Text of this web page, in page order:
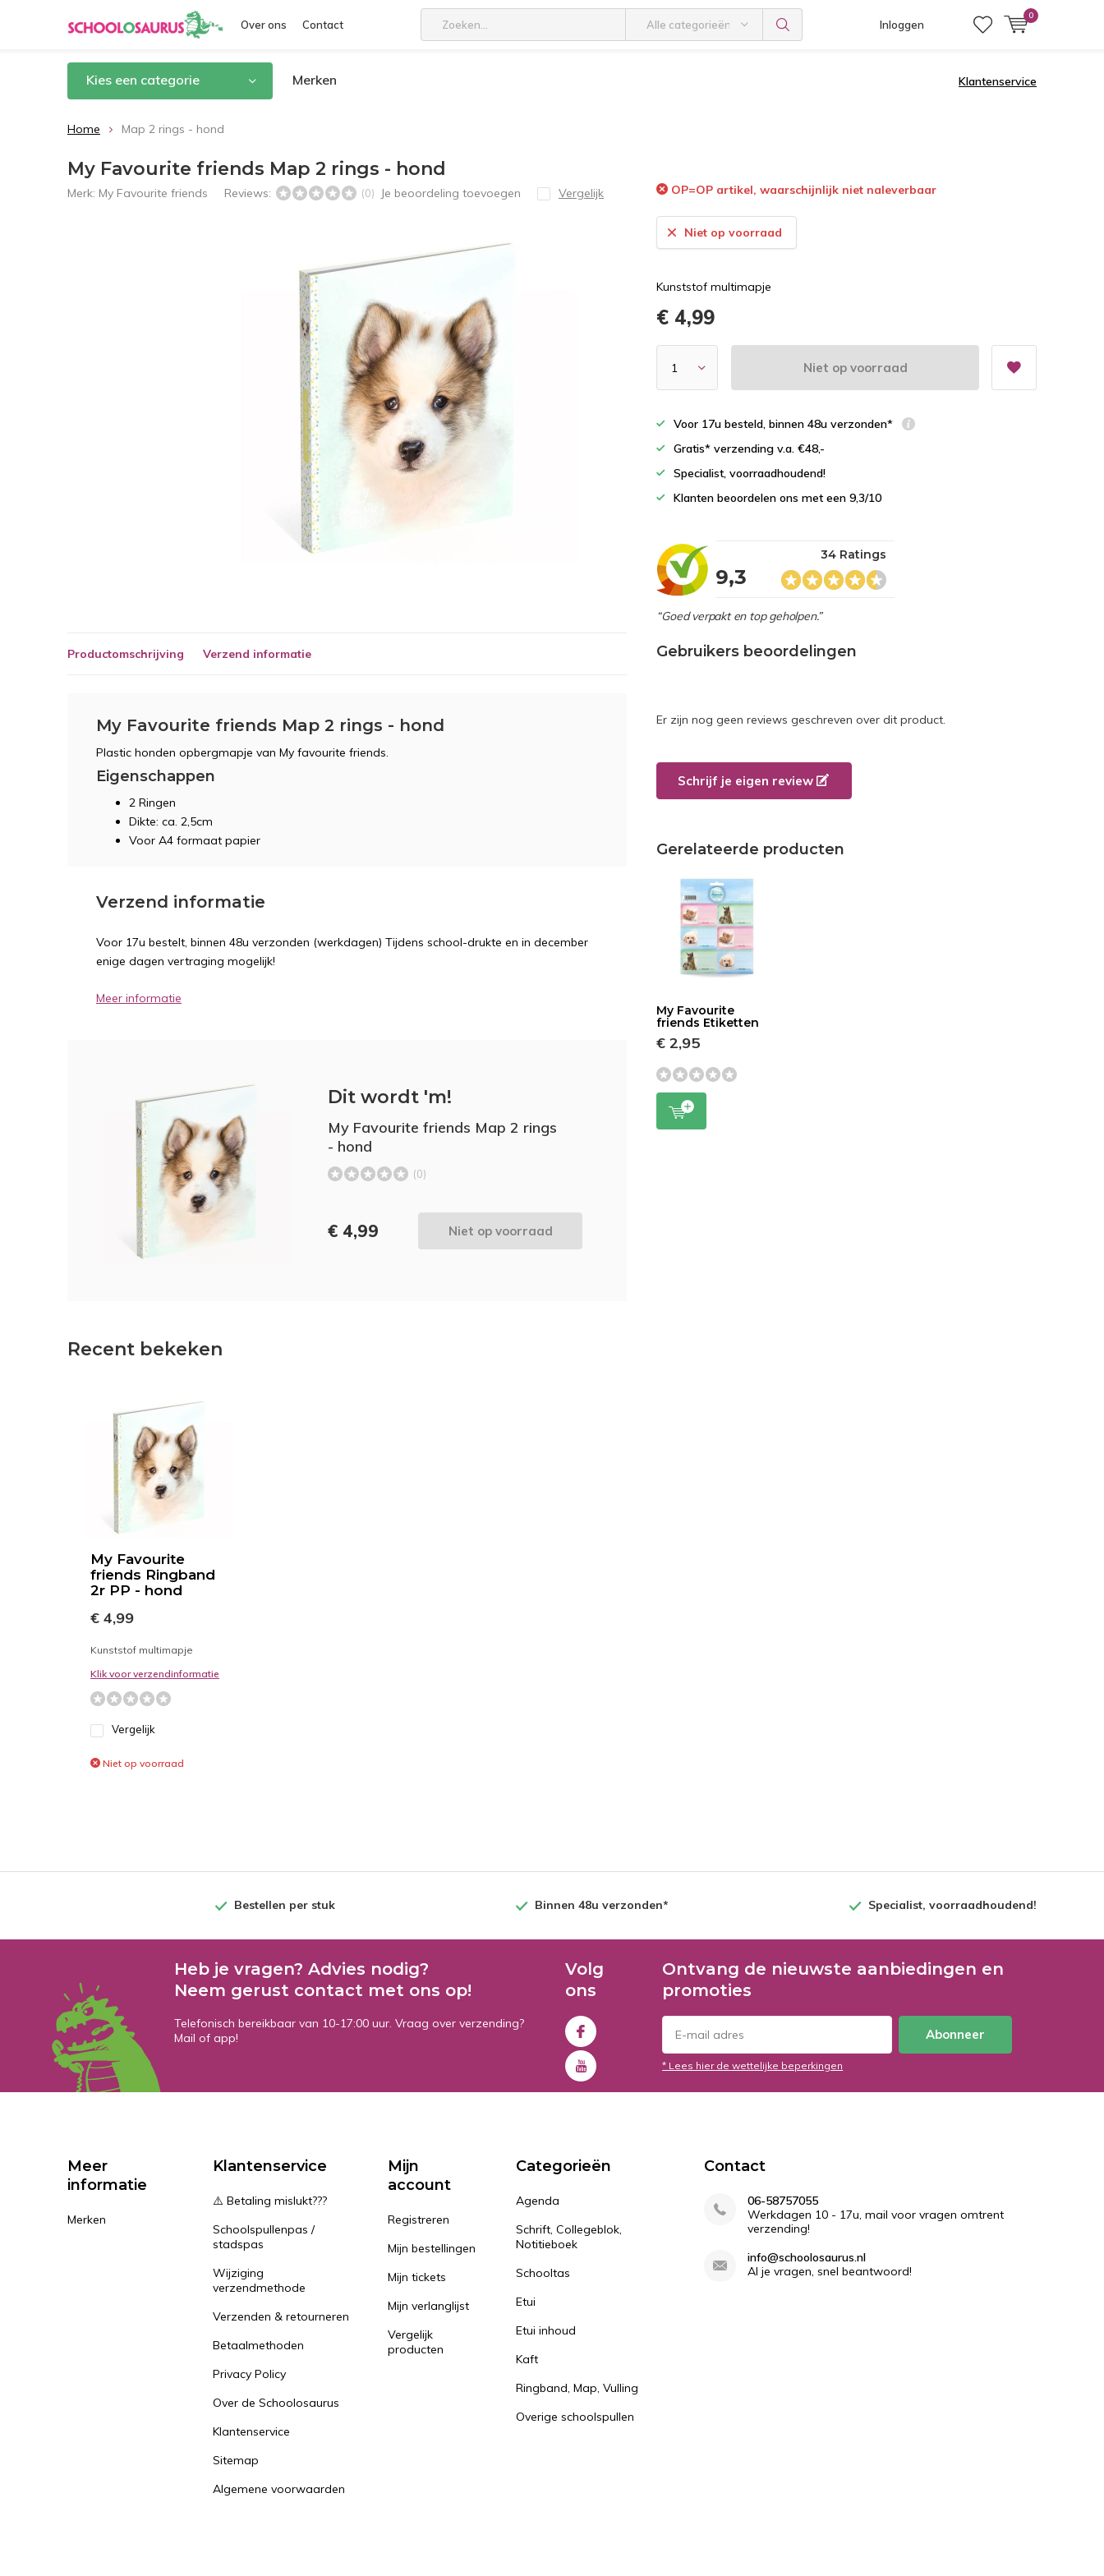
Over ons Contact Alle categorieën Inloggen
0
Kies een categorie Merken Klantenservice
Home Map 2 rings - hond
My Favourite friends Map 2 rings - hond
Merk: My Favourite friends Reviews: (0) Je beoordeling toevoegen Vergelijk OP=OP artikel, waarschijnlijk niet naleverbaar
Niet op voorraad
Kunststof multimapje
€ 4,99
Niet op voorraad
Voor 17u besteld, binnen 48u verzonden*
Gratis* verzending v.a. €48,-
Specialist, voorraadhoudend!
Klanten beoordelen ons met een 9,3/10
9,3
34 Ratings
“Goed verpakt en top geholpen.”
Productomschrijving Verzend informatie
My Favourite friends Map 2 rings - hond
Plastic honden opbergmapje van My favourite friends.
Eigenschappen
2 Ringen
Dikte: ca. 2,5cm
Voor A4 formaat papier
Verzend informatie
Voor 17u bestelt, binnen 48u verzonden (werkdagen) Tijdens school-drukte en in december
enige dagen vertraging mogelijk!
Meer informatie
Dit wordt 'm!
My Favourite friends Map 2 rings
- hond
(0)
€ 4,99 Niet op voorraad
Gebruikers beoordelingen
Er zijn nog geen reviews geschreven over dit product.
Schrijf je eigen review
Gerelateerde producten
My Favourite
friends Etiketten
€ 2,95
Recent bekeken
My Favourite
friends Ringband
2r PP - hond
€ 4,99
Kunststof multimapje
Klik voor verzendinformatie
Vergelijk
Niet op voorraad
Bestellen per stuk Binnen 48u verzonden* Specialist, voorraadhoudend!
Heb je vragen? Advies nodig?
Neem gerust contact met ons op!
Telefonisch bereikbaar van 10-17:00 uur. Vraag over verzending?
Mail of app!
Volg
ons
Ontvang de nieuwste aanbiedingen en
promoties
Abonneer
* Lees hier de wettelijke beperkingen
Meer
informatie
Merken
Klantenservice
⚠️ Betaling mislukt???
Schoolspullenpas /
stadspas
Wijziging
verzendmethode
Verzenden & retourneren
Betaalmethoden
Privacy Policy
Over de Schoolosaurus
Klantenservice
Sitemap
Algemene voorwaarden
Mijn
account
Registreren
Mijn bestellingen
Mijn tickets
Mijn verlanglijst
Vergelijk
producten
Categorieën
Agenda
Schrift, Collegeblok,
Notitieboek
Schooltas
Etui
Etui inhoud
Kaft
Ringband, Map, Vulling
Overige schoolspullen
Contact
06-58757055
Werkdagen 10 - 17u, mail voor vragen omtrent
verzending!
info@schoolosaurus.nl
Al je vragen, snel beantwoord!